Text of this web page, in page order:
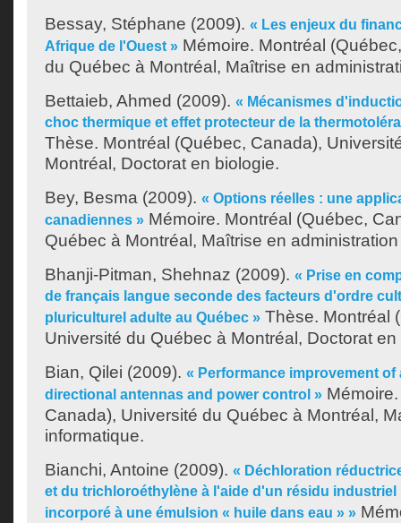
Bessay, Stéphane (2009). « Les enjeux du
Afrique de l'Ouest » Mémoire. Montréal
du Québec à Montréal, Maîtrise en
Bettaieb, Ahmed (2009). « Mécanismes
choc thermique et effet protecteur de la
Thèse. Montréal (Québec, Canada),
Montréal, Doctorat en biologie.
Bey, Besma (2009). « Options réelles : une
canadiennes » Mémoire. Montréal (Québec,
Québec à Montréal, Maîtrise en
Bhanji-Pitman, Shehnaz (2009). « Prise en
de français langue seconde des facteurs d'ordre
pluriculturel adulte au Québec » Thèse. Montréal
Université du Québec à Montréal, Doctorat
Bian, Qilei (2009). « Performance improvement
directional antennas and power control »
Canada), Université du Québec à Montréal,
informatique.
Bianchi, Antoine (2009). « Déchloration
et du trichloroéthylène à l'aide d'un résidu industriel
incorporé à une émulsion « huile dans eau » »